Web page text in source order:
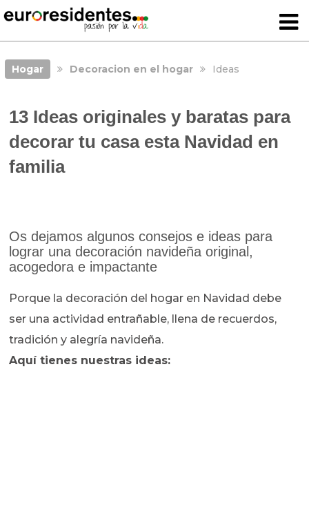
Hogar Decoracion en el hogar Ideas
13 Ideas originales y baratas para
decorar tu casa esta Navidad en
familia
Os dejamos algunos consejos e ideas para
lograr una decoración navideña original,
acogedora e impactante
Porque la decoración del hogar en Navidad debe
ser una actividad entrañable, llena de recuerdos,
tradición y alegría navideña.
Aquí tienes nuestras ideas: